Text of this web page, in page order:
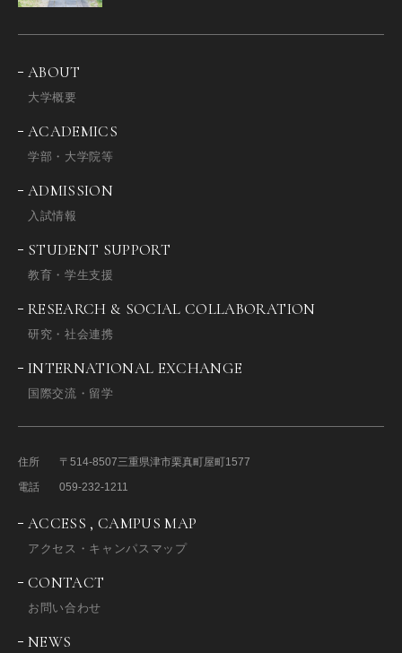
ABOUT
大学概要
ACADEMICS
学部・大学院等
ADMISSION
入試情報
STUDENT SUPPORT
教育・学生支援
RESEARCH & SOCIAL COLLABORATION
研究・社会連携
INTERNATIONAL EXCHANGE
国際交流・留学
住所 〒514-8507三重県津市栗真町屋町1577
電話
059-232-1211
ACCESS , CAMPUS MAP
アクセス・キャンパスマップ
CONTACT
お問い合わせ
NEWS